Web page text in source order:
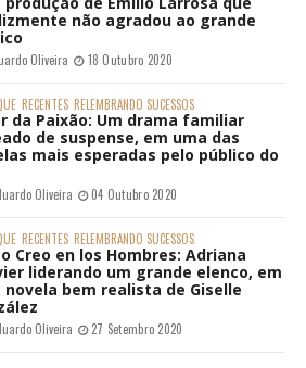
não agradou ao grande
Oliveira 18 Outubro 2020
RECENTES RELEMBRANDO SUCESSOS
da Paixão: Um drama familiar
de suspense, em uma das
mais esperadas pelo público do
Oliveira 04 Outubro 2020
RECENTES RELEMBRANDO SUCESSOS
Creo en los Hombres: Adriana
liderando um grande elenco, em
novela bem realista de Giselle
Oliveira 27 Setembro 2020